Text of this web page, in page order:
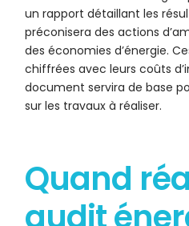
un rapport détaillant les
préconisera des actions
des économies d’énergie.
chiffrées avec leurs coûts
document servira de base
sur les travaux à réaliser.
Quand